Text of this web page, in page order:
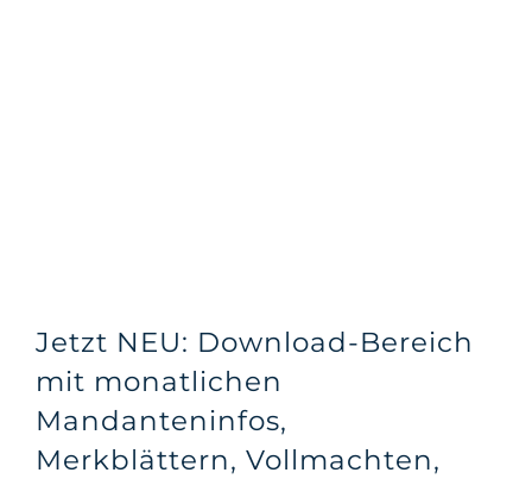
Jetzt NEU: Download-Bereich
mit monatlichen
Mandanteninfos,
Merkblättern, Vollmachten,